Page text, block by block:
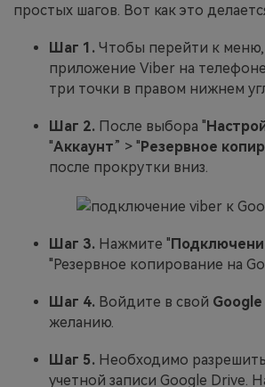
простых шагов. Вот как это
Шаг 1. Чтобы перейти к
приложение Viber на
три точки в правом нижнем
Шаг 2. После выбора "
"Аккаунт” > " Резервное
после прокрутки вниз.
Шаг 3. Нажмите "
"Резервное копирование на
Шаг 4. Войдите в свой Google
желанию.
Шаг 5. Необходимо
учетной записи Google Drive.